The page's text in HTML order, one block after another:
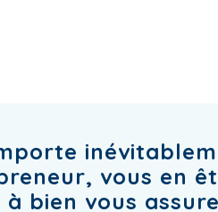
vous en
bien vous